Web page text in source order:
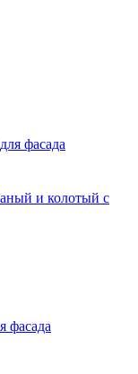
и колотый с
фасада